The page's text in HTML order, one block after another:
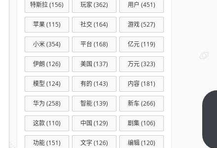
特斯拉(156) 玩家(362) 用户 (451)
苹果(115) 社交(164) 游戏(527)
小米(354) 平台 (168) 亿元(119)
伊朗 (126) 美国 (137) 万元(323)
模型 (124) 有的 (143) 内容(181)
华为 (258) 智能(139) 新车(266)
这款(110) 中国 (129) 剧集(106)
功能(151) 文字(126) 编辑(120)